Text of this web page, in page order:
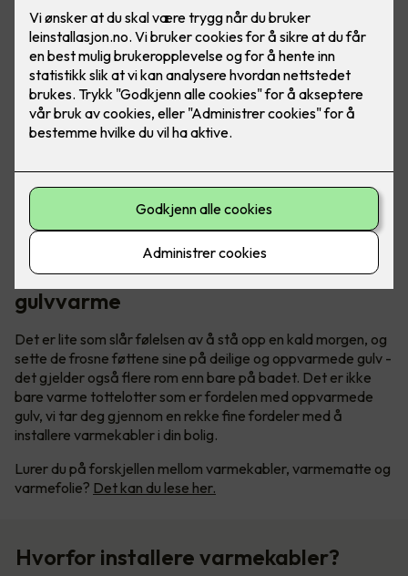
Ved å installere varmekabler får du en jevn og behagelig
varme som spres over hele gulvflaten, perfekt for
vinterkvelder i vårt over gjennomsnittet kalde land.
Få varmen i kalde tær med
gulvvarme
Det er lite som slår følelsen av å stå opp en kald morgen, og
sette de frosne føttene sine på deilige og oppvarmede gulv -
det gjelder også flere rom enn bare på badet. Det er ikke
bare varme tottelotter som er fordelen med oppvarmede
gulv, vi tar deg gjennom en rekke fine fordeler med å
installere varmekabler i din bolig.
Lurer du på forskjellen mellom varmekabler, varmematte og
varmefolie? Det kan du lese her.
Hvorfor installere varmekabler?